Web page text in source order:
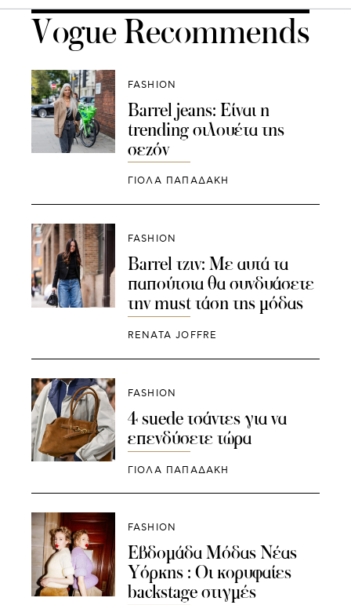
Vogue Recommends
FASHION
Barrel jeans: Είναι η
trending σιλουέτα της
σεζόν
ΓΙΌΛΑ ΠΑΠΑΔΆΚΗ
FASHION
Barrel τζιν: Με αυτά τα
παπούτσια θα συνδυάσετε
την must τάση της μόδας
RENATA JOFFRE
FASHION
4 suede τσάντες για να
επενδύσετε τώρα
ΓΙΌΛΑ ΠΑΠΑΔΆΚΗ
FASHION
Εβδομάδα Μόδας Νέας
Υόρκης : Οι κορυφαίες
backstage στιγμές